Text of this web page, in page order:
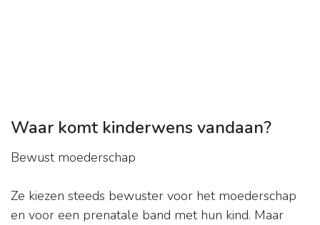
Waar komt kinderwens vandaan?
Bewust moederschap
Ze kiezen steeds bewuster voor het moederschap
en voor een prenatale band met hun kind. Maar